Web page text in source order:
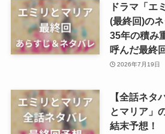
ドラマ「エ
(最終回)のネ
35年の積み
呼んだ最終回
2026年7月19日
【全話ネタ
とマリア」
結末予想！